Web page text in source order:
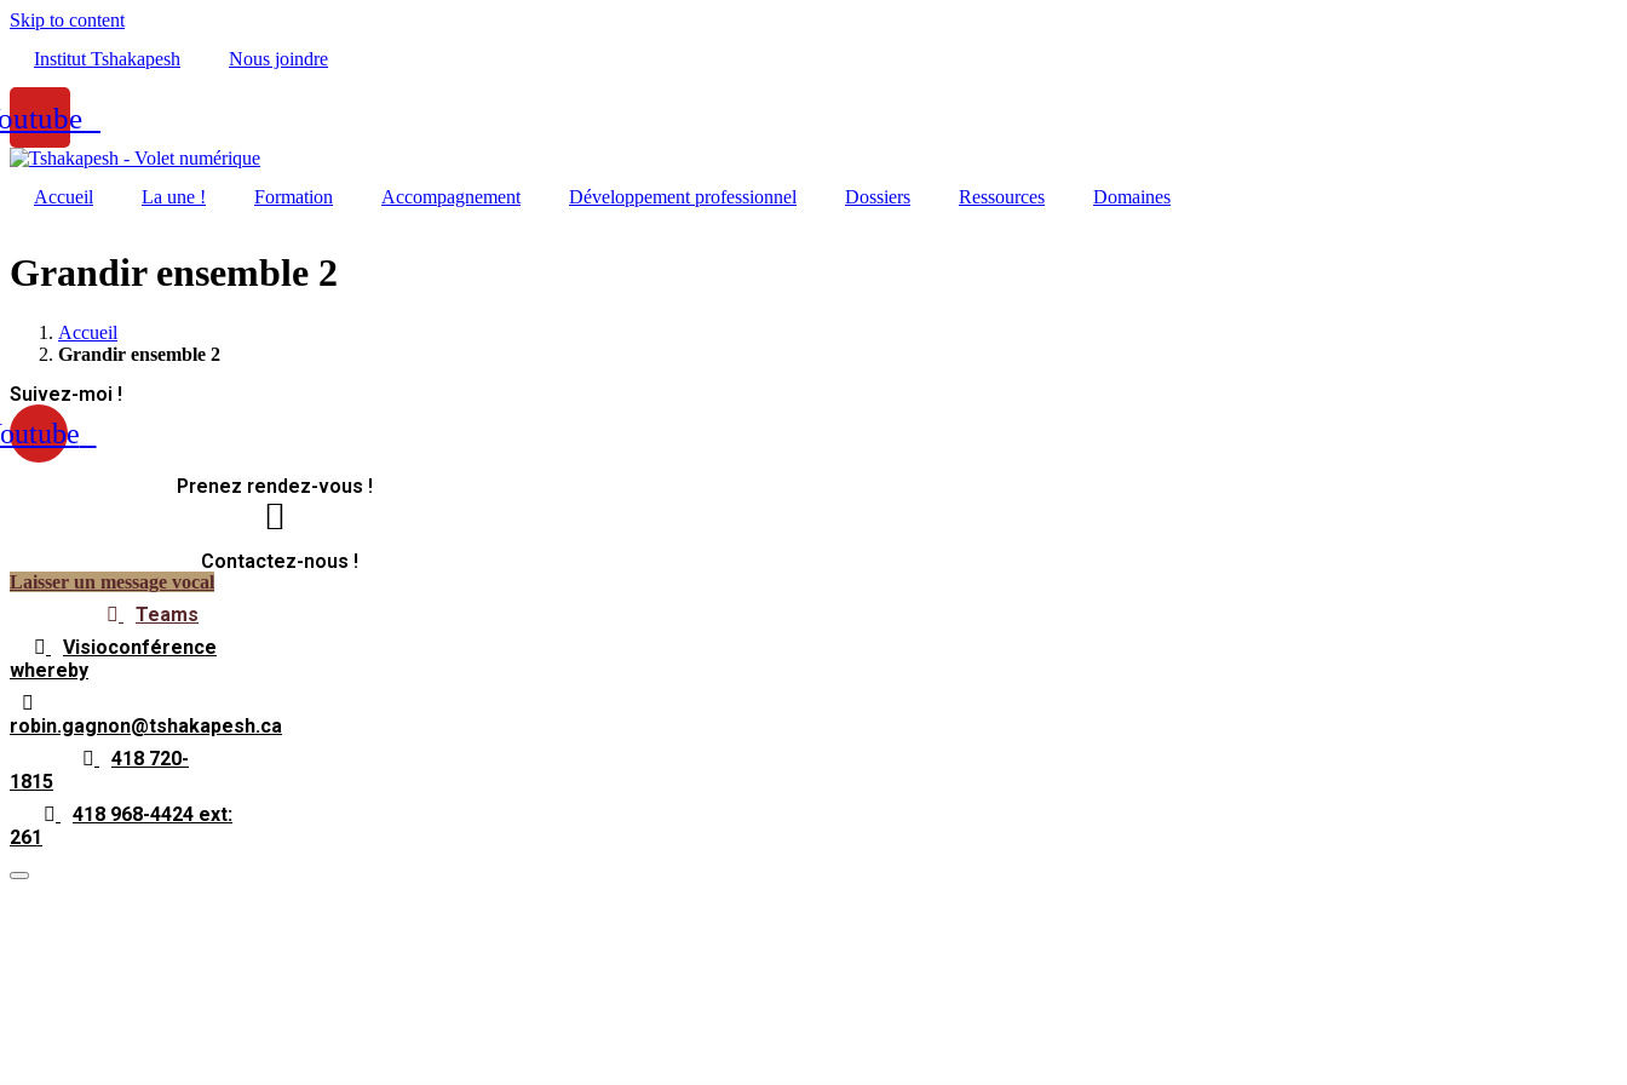
Skip to content
Institut Tshakapesh
Nous joindre
Accueil La une ! Formation Accompagnement Développement professionnel Dossiers Ressources Domaines
Grandir ensemble 2
Accueil
Grandir ensemble 2
Suivez-moi !
Prenez rendez-vous !
Contactez-nous !
Laisser un message vocal
Teams
Visioconférence
whereby
robin.gagnon@tshakapesh.ca
418 720-
1815
418 968-4424 ext:
261